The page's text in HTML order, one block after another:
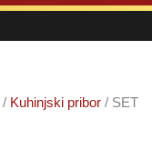
/ Kuhinjski pribor / SET